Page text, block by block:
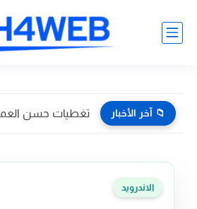
📁 آخر الأخبار
الاندرويد